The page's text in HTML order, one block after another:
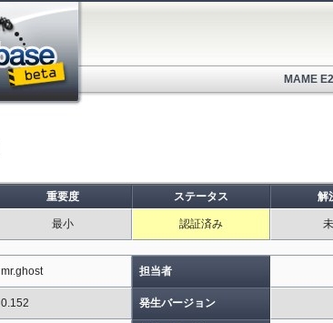
MAME
重要度 ステータス 解
最小 認証済み
mr.ghost 担当者
0.152 発生バージョン